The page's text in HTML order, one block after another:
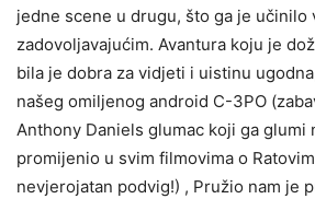
jedne scene u drugu, što ga je učinilo
zadovoljavajućim. Avantura koju je
bila je dobra za vidjeti i uistinu
našeg omiljenog android C-3PO
Anthony Daniels glumac koji ga glumi
promijenio u svim filmovima o
nevjerojatan podvig!) , Pružio nam je